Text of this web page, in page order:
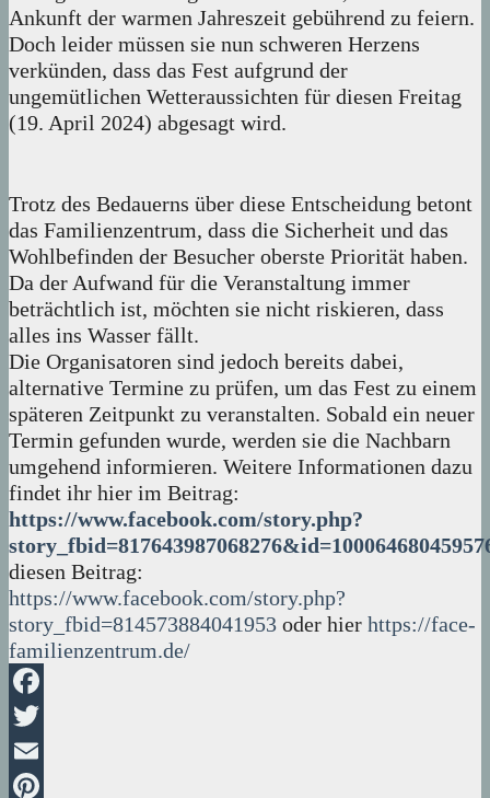
Ankunft der warmen Jahreszeit gebührend zu feiern.
Doch leider müssen sie nun schweren Herzens
verkünden, dass das Fest aufgrund der
ungemütlichen Wetteraussichten für diesen Freitag
(19. April 2024) abgesagt wird.
Trotz des Bedauerns über diese Entscheidung betont
das Familienzentrum, dass die Sicherheit und das
Wohlbefinden der Besucher oberste Priorität haben.
Da der Aufwand für die Veranstaltung immer
beträchtlich ist, möchten sie nicht riskieren, dass
alles ins Wasser fällt.
Die Organisatoren sind jedoch bereits dabei,
alternative Termine zu prüfen, um das Fest zu einem
späteren Zeitpunkt zu veranstalten. Sobald ein neuer
Termin gefunden wurde, werden sie die Nachbarn
umgehend informieren. Weitere Informationen dazu
findet ihr hier im Beitrag:
https://www.facebook.com/story.php?
diesen Beitrag:
https://www.facebook.com/story.php?
story_fbid=814573884041953 oder hier https://face-
familienzentrum.de/
Facebook
Twitter
Email